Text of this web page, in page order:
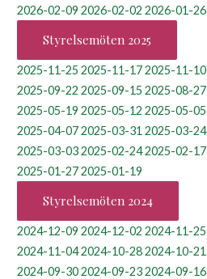
2026-02-09 2026-02-02 2026-01-26
Styrelsemöten 2025
2025-11-25 2025-11-172025-11-10
2025-09-22 2025-09-15 2025-08-27
2025-05-19 2025-05-12 2025-05-05
2025-04-072025-03-31 2025-03-24
2025-03-032025-02-242025-02-17
2025-01-272025-01-19
Styrelsemöten 2024
2024-12-09 2024-12-02 2024-11-25
2024-11-042024-10-282024-10-21
2024-09-302024-09-232024-09-16